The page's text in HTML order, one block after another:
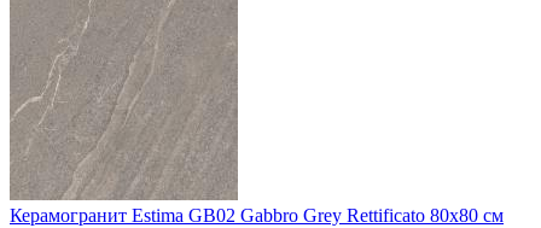
Керамогранит Estima GB02 Gabbro Grey Rettificato 80x80 см